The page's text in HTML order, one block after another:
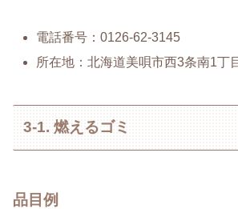
電話番号：0126-62-3145
所在地：北海道美唄市西3条南1丁
3-1. 燃えるゴミ
品目例